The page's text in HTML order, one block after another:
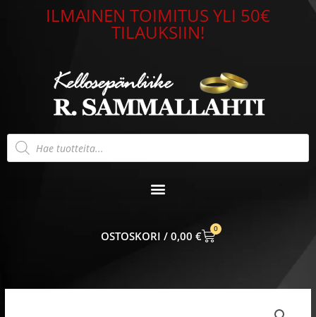
ILMAINEN TOIMITUS YLI 50€
TILAUKSIIN!
Products
search
0,00 €
0
CART